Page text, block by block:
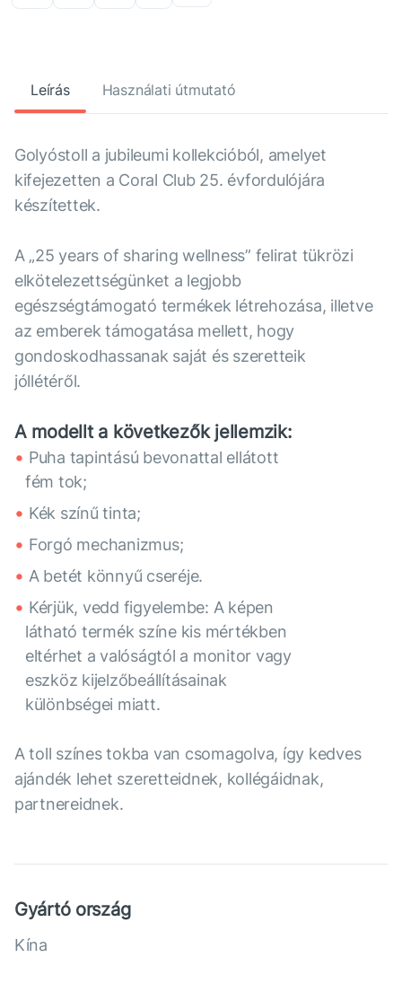
Leírás Használati útmutató
Golyóstoll a jubileumi kollekcióból, amelyet
kifejezetten a Coral Club 25. évfordulójára
készítettek.
A „25 years of sharing wellness” felirat tükrözi
elkötelezettségünket a legjobb
egészségtámogató termékek létrehozása, illetve
az emberek támogatása mellett, hogy
gondoskodhassanak saját és szeretteik
jóllétéről.
A modellt a következők jellemzik:
Puha tapintású bevonattal ellátott
fém tok;
Kék színű tinta;
Forgó mechanizmus;
A betét könnyű cseréje.
Kérjük, vedd figyelembe: A képen
látható termék színe kis mértékben
eltérhet a valóságtól a monitor vagy
eszköz kijelzőbeállításainak
különbségei miatt.
A toll színes tokba van csomagolva, így kedves
ajándék lehet szeretteidnek, kollégáidnak,
partnereidnek.
Gyártó ország
Kína